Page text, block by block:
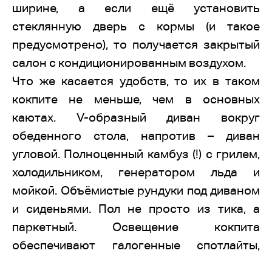
ширине, а если ещё установить
стеклянную дверь с кормы (и такое
предусмотрено), то получается закрытый
салон с кондиционированным воздухом.
Что же касается удобств, то их в таком
кокпите не меньше, чем в основных
каютах. V-образный диван вокруг
обеденного стола, напротив – диван
угловой. Полноценный камбуз (!) с грилем,
холодильником, генератором льда и
мойкой. Объёмистые рундуки под диваном
и сиденьями. Пол не просто из тика, а
паркетный. Освещение кокпита
обеспечивают галогенные спотлайты,